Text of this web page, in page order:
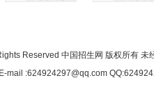
Reserved 中国招生网 版权所有 未
mail :624924297@qq.com